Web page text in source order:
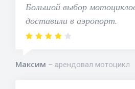
Большой выбор
доставили в аэропорт.
Максим арендовал мотоцикл